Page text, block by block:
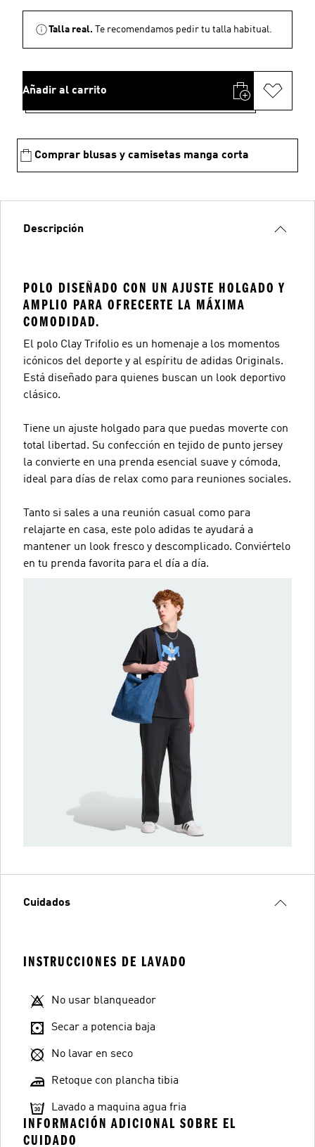
Talla real. Te recomendamos pedir tu talla habitual.
Añadir al carrito
Comprar blusas y camisetas manga corta
Descripción
POLO DISEÑADO CON UN AJUSTE HOLGADO Y
AMPLIO PARA OFRECERTE LA MÁXIMA
COMODIDAD.
El polo Clay Trifolio es un homenaje a los momentos
icónicos del deporte y al espíritu de adidas Originals.
Está diseñado para quienes buscan un look deportivo
clásico.
Tiene un ajuste holgado para que puedas moverte con
total libertad. Su confección en tejido de punto jersey
la convierte en una prenda esencial suave y cómoda,
ideal para días de relax como para reuniones sociales.
Tanto si sales a una reunión casual como para
relajarte en casa, este polo adidas te ayudará a
mantener un look fresco y descomplicado. Conviértelo
en tu prenda favorita para el día a día.
Cuidados
INSTRUCCIONES DE LAVADO
No usar blanqueador
Secar a potencia baja
No lavar en seco
Retoque con plancha tibia
Lavado a maquina agua fria
INFORMACIÓN ADICIONAL SOBRE EL
CUIDADO